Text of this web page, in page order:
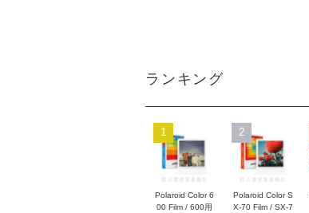
ランキング
1
Polaroid Color 6
00 Film / 600用
2
Polaroid Color S
X-70 Film / SX-7